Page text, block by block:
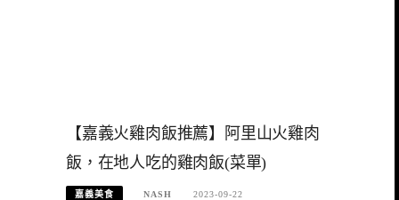
【嘉義火雞肉飯推薦】阿里山火雞肉
飯，在地人吃的雞肉飯(菜單)
嘉義美食 NASH 2023-09-22